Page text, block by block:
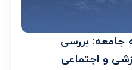
جامعه: بررسی
و اجتماعی